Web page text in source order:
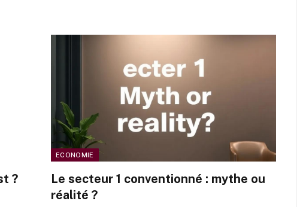
?
ECONOMIE
Le secteur 1 conventionné : mythe ou
réalité ?